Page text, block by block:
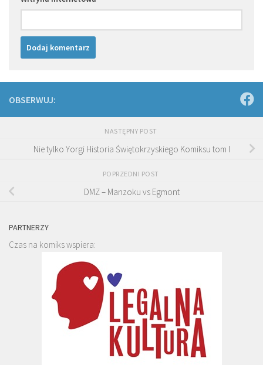
OBSERWUJ:
NASTĘPNY POST
Nie tylko Yorgi Historia Świętokrzyskiego Komiksu tom I
POPRZEDNI POST
DMZ – Manzoku vs Egmont
PARTNERZY
Czas na komiks wspiera: